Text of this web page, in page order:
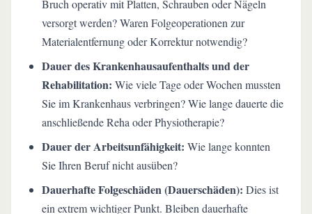
Bruch operativ mit Platten, Schrauben oder Nägeln
versorgt werden? Waren Folgeoperationen zur
Materialentfernung oder Korrektur notwendig?
Dauer des Krankenhausaufenthalts und der
Rehabilitation: Wie viele Tage oder Wochen mussten
Sie im Krankenhaus verbringen? Wie lange dauerte die
anschließende Reha oder Physiotherapie?
Dauer der Arbeitsunfähigkeit: Wie lange konnten
Sie Ihren Beruf nicht ausüben?
Dauerhafte Folgeschäden (Dauerschäden): Dies ist
ein extrem wichtiger Punkt. Bleiben dauerhafte